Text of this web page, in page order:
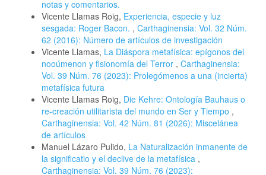
notas y comentarios.
Vicente Llamas Roig, Experiencia, especie y luz
sesgada: Roger Bacon. , Carthaginensia: Vol. 32 Núm.
62 (2016): Número de artículos de investigación
Vicente Llamas, La Diáspora metafísica: epígonos del
nooúmenon y fisionomía del Terror , Carthaginensia:
Vol. 39 Núm. 76 (2023): Prolegómenos a una (incierta)
metafísica futura
Vicente Llamas Roig, Die Kehre: Ontología Bauhaus o
re-creación utilitarista del mundo en Ser y Tiempo ,
Carthaginensia: Vol. 42 Núm. 81 (2026): Miscelánea
de artículos
Manuel Lázaro Pulido, La Naturalización inmanente de
la significatio y el declive de la metafísica ,
Carthaginensia: Vol. 39 Núm. 76 (2023):